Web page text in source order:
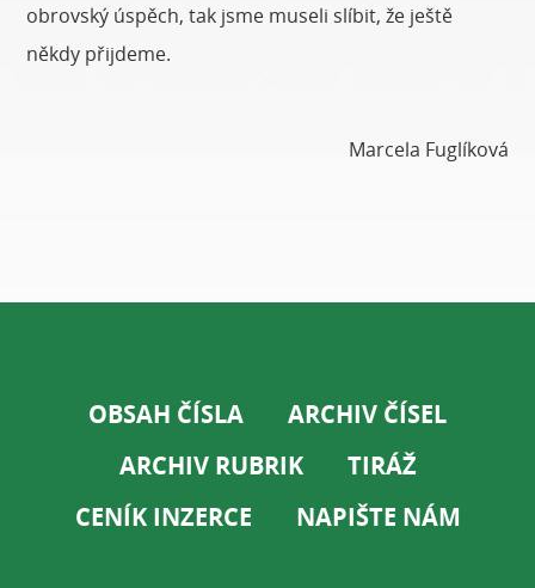
obrovský úspěch, tak jsme museli slíbit, že ještě
někdy přijdeme.
Marcela Fuglíková
OBSAH ČÍSLA
ARCHIV ČÍSEL
ARCHIV RUBRIK
TIRÁŽ
CENÍK INZERCE
NAPIŠTE NÁM